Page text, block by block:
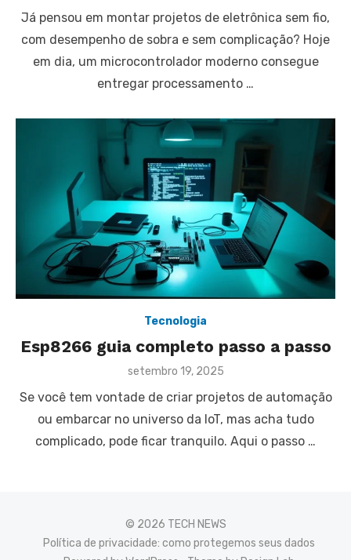
Já pensou em montar projetos de eletrônica sem fio,
com desempenho de sobra e sem complicação? Hoje
em dia, um microcontrolador moderno consegue
entregar processamento …
Tecnologia
Esp8266 guia completo passo a passo
Posted
setembro 19, 2025
Se você tem vontade de criar projetos de automação
ou embarcar no universo da IoT, mas acha tudo
complicado, pode ficar tranquilo. Aqui o passo …
© 2026 TECH NEWS
Política de privacidade: como protegemos seus dados